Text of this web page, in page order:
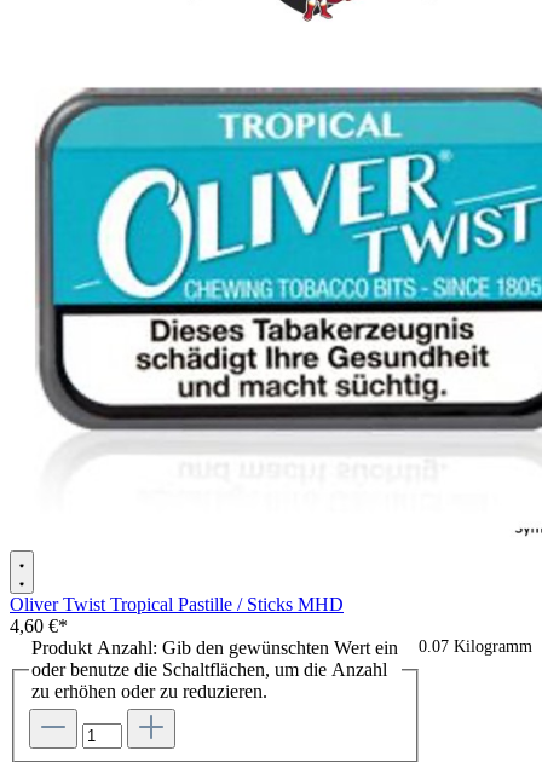
Oliver Twist Tropical Pastille / Sticks MHD
4,60 €*
0.07 Kilogramm
Produkt Anzahl: Gib den gewünschten Wert ein
oder benutze die Schaltflächen, um die Anzahl
zu erhöhen oder zu reduzieren.